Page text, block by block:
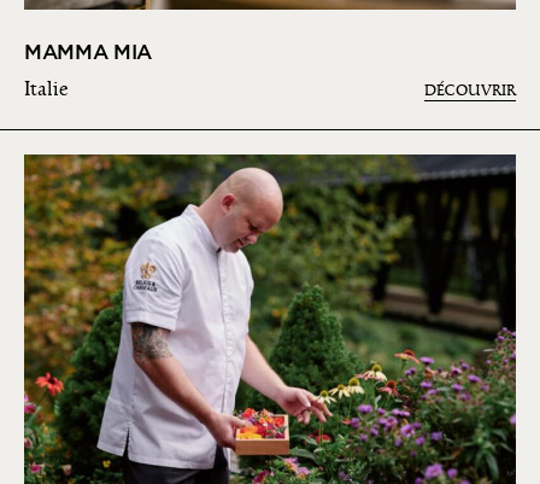
MAMMA MIA
Italie DÉCOUVRIR